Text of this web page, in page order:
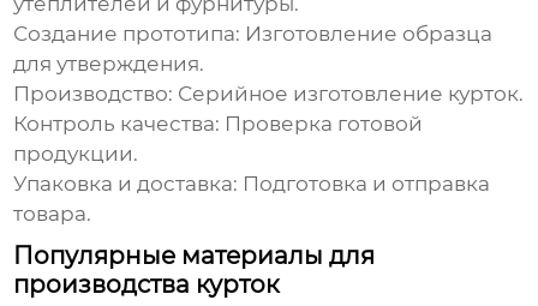
Создание прототипа: Изготовление образца
для утверждения.
Производство: Серийное изготовление курток.
Контроль качества: Проверка готовой
продукции.
Упаковка и доставка: Подготовка и отправка
товара.
Популярные материалы для
производства курток